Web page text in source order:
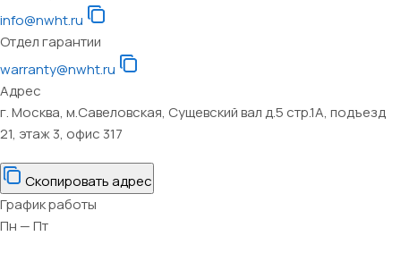
info@nwht.ru
Отдел гарантии
warranty@nwht.ru
Адрес
г. Москва, м.Савеловская, Сущевский вал д.5 стр.1А, подъезд
21, этаж 3, офис 317
Скопировать адрес
График работы
Пн — Пт